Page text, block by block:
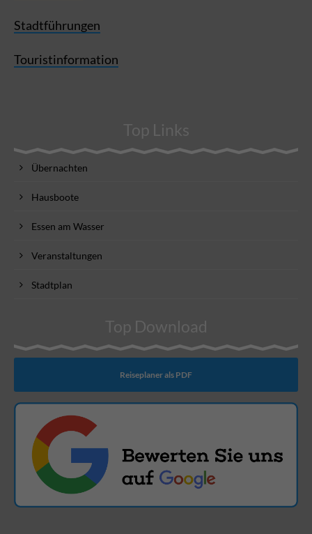
Stadtführungen
Touristinformation
Top Links
Übernachten
Hausboote
Essen am Wasser
Veranstaltungen
Stadtplan
Top Download
Reiseplaner als PDF